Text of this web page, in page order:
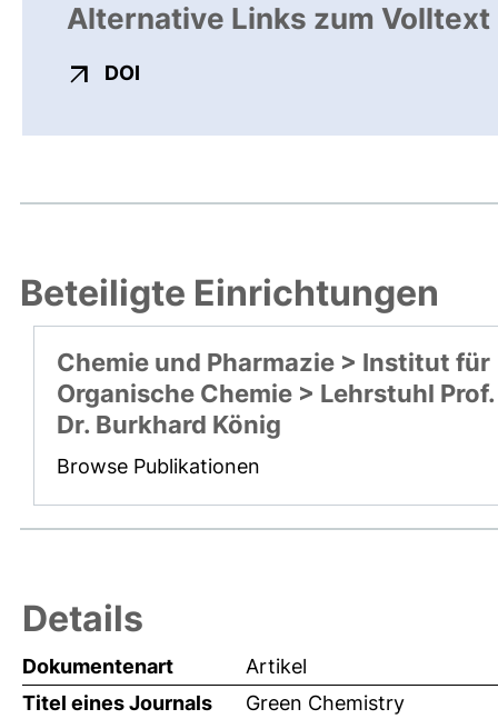
Alternative Links zum Volltext
DOI
Beteiligte Einrichtungen
Chemie und Pharmazie > Institut für
Organische Chemie > Lehrstuhl Prof.
Dr. Burkhard König
Browse Publikationen
Details
Dokumentenart
Artikel
Titel eines Journals
Green Chemistry